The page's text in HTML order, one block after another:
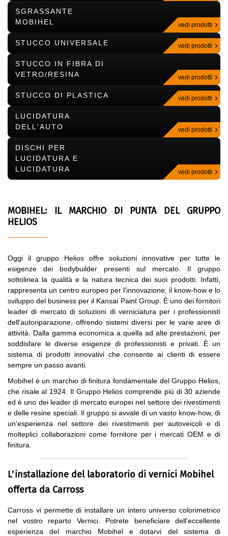
SGRASSANTE
MOBIHEL
vedi prodotti
STUCCO UNIVERSALE vedi prodotti
STUCCO IN FIBRA DI
VETRO/RESINA
vedi prodotti
STUCCO DI PLASTICA vedi prodotti
LUCIDATURA
DELL'AUTO
vedi prodotti
DISCHI PER
LUCIDATURA E
LUCIDATURA
vedi prodotti
MOBIHEL: IL MARCHIO DI PUNTA DEL GRUPPO
HELIOS
Oggi il gruppo Helios offre soluzioni innovative per tutte le
esigenze dei bodybuilder presenti sul mercato. Il gruppo
sottolinea la qualità e la natura tecnica dei suoi prodotti. Infatti,
rappresenta un centro europeo per l'innovazione, il know-how e lo
sviluppo del business per il Kansai Paint Group. È uno dei fornitori
leader di mercato di soluzioni di verniciatura per i professionisti
dell'autoriparazione, offrendo sistemi diversi per le varie aree di
attività. Dalla gamma economica a quella ad alte prestazioni, per
soddisfare le diverse esigenze di professionisti e privati. È un
sistema di prodotti innovativi che consente ai clienti di essere
sempre un passo avanti.
Mobihel è un marchio di finitura fondamentale del Gruppo Helios,
che risale al 1924. Il Gruppo Helios comprende più di 30 aziende
ed è uno dei leader di mercato europei nel settore dei rivestimenti
e delle resine speciali. Il gruppo si avvale di un vasto know-how, di
un'esperienza nel settore dei rivestimenti per autoveicoli e di
molteplici collaborazioni come fornitore per i mercati OEM e di
finitura.
L'installazione del laboratorio di vernici Mobihel
offerta da Carross
Carross vi permette di installare un intero universo colorimetrico
nel vostro reparto Vernici. Potrete beneficiare dell'eccellente
esperienza del marchio Mobihel e dotarvi del sistema di